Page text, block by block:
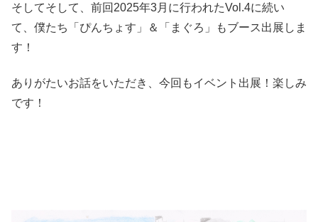
そしてそして、前回2025年3月に行われたVol.4に続い
て、僕たち「ぴんちょす」＆「まぐろ」もブース出展しま
す！
ありがたいお話をいただき、今回もイベント出展！楽しみ
です！